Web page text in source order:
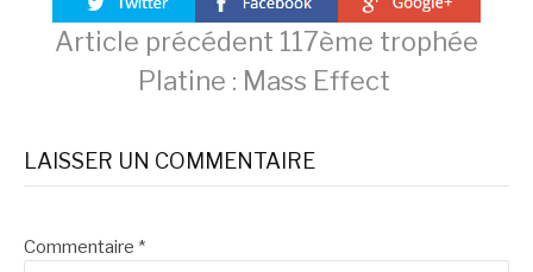
Lire
la
suite
Article précédent 117ème trophée
Platine : Mass Effect
LAISSER UN COMMENTAIRE
Commentaire *